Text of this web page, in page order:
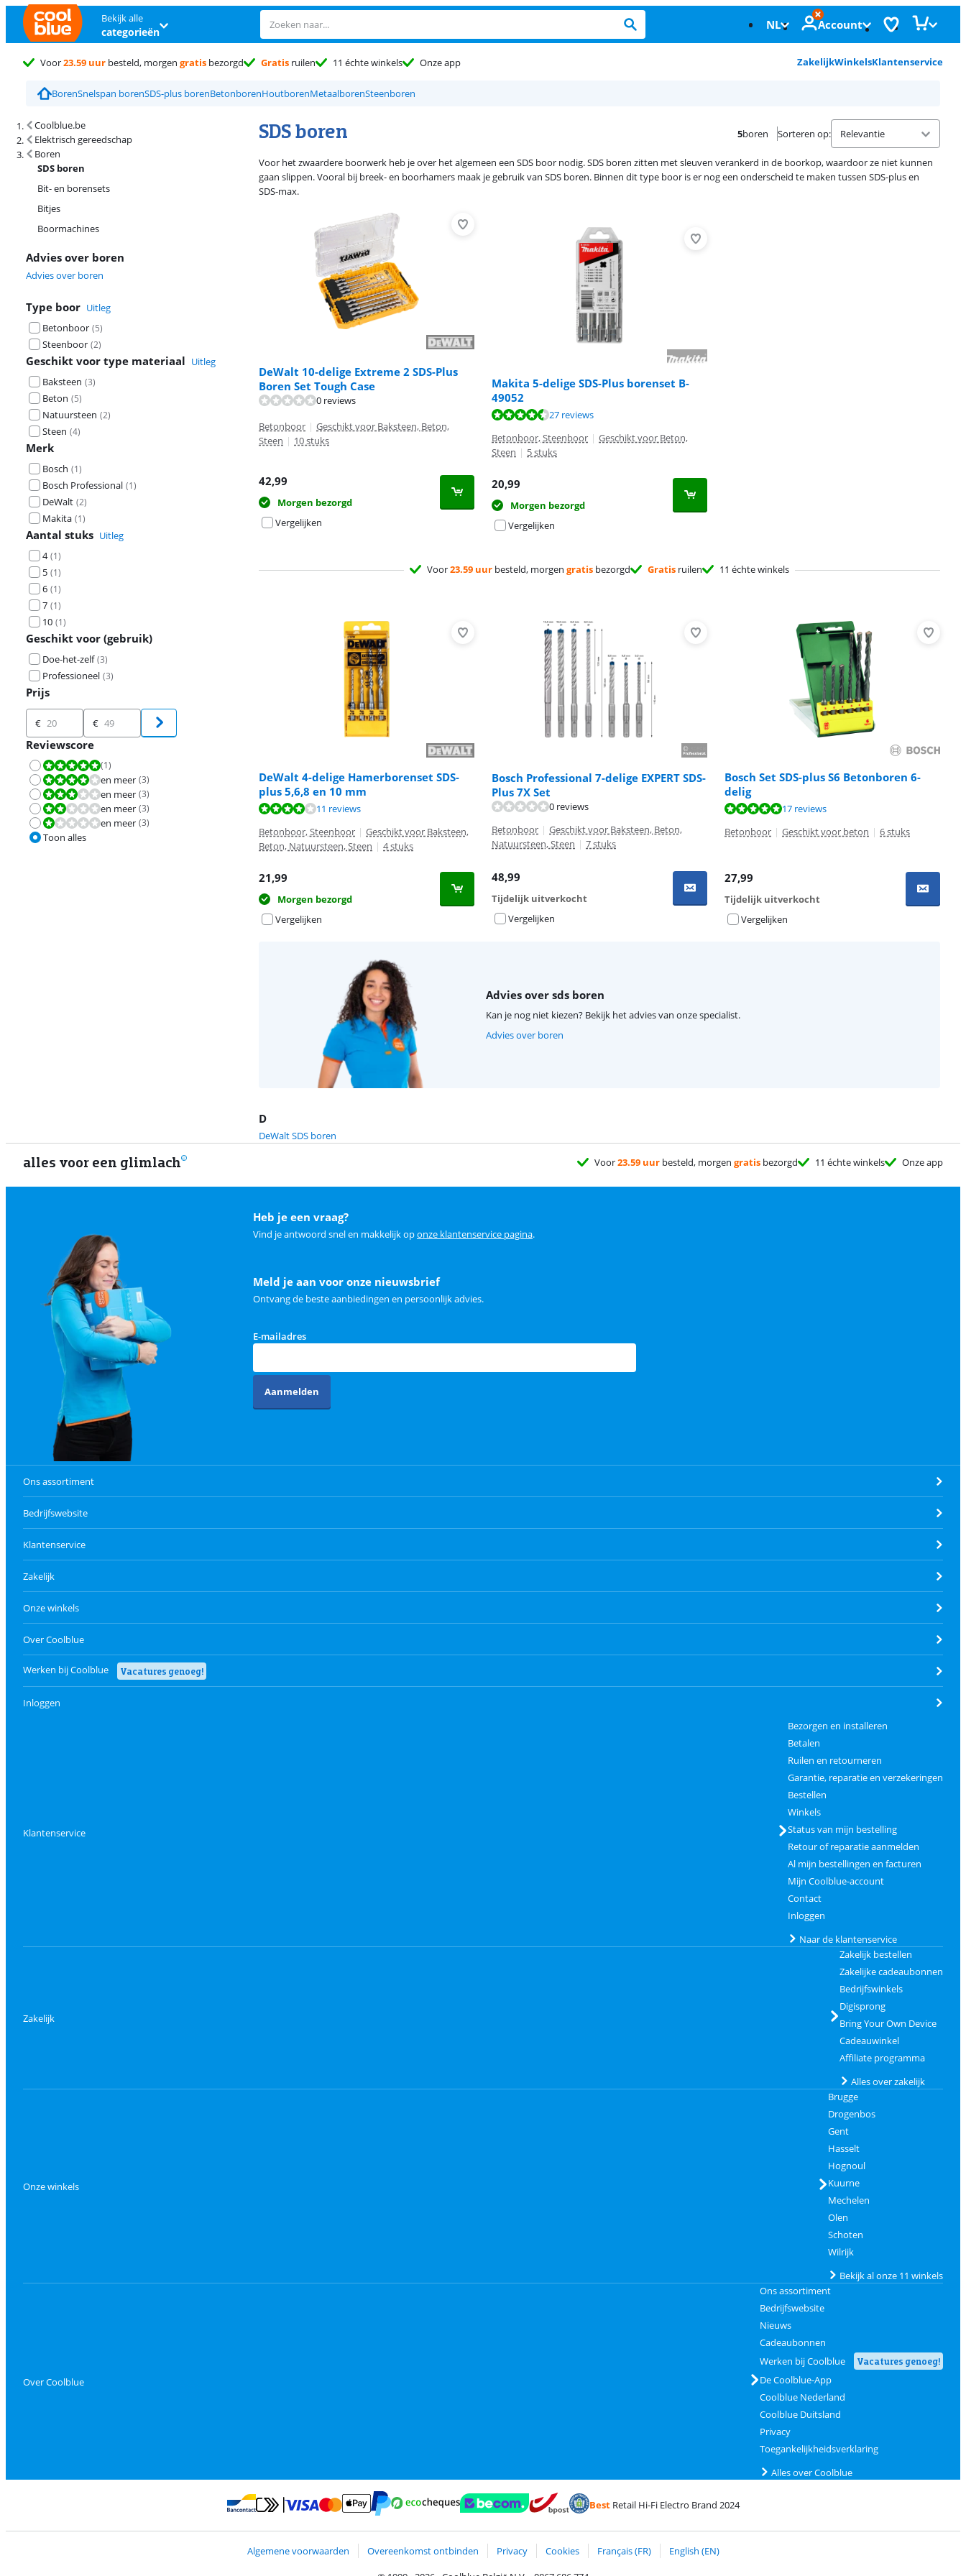
Bekijk alle
categorieën NL Account
Voor23.59 uur besteld, morgen gratis bezorgd Gratis ruilen 11 échte winkels Onze app ZakelijkWinkelsKlantenservice
BorenSnelspan borenSDS-plus borenBetonborenHoutborenMetaalborenSteenboren
Coolblue.be
Elektrisch gereedschap
Boren
SDS boren
Bit- en borensets
Bitjes
Boormachines
Advies over boren
Advies over boren
Type boor Uitleg
Betonboor (5)
Steenboor (2)
Geschikt voor type materiaal Uitleg
Baksteen (3)
Beton (5)
Natuursteen (2)
Steen (4)
Merk
Bosch (1)
Bosch Professional (1)
DeWalt (2)
Makita (1)
Aantal stuks Uitleg
4 (1)
5 (1)
6 (1)
7 (1)
10 (1)
Geschikt voor (gebruik)
Doe-het-zelf (3)
Professioneel (3)
Prijs
Prijs
€ €
Reviewscore
Beoordeling is 10 van de 10.
(1)
Beoordeling is 8,0 van de 10.
en meer (3)
Beoordeling is 6,0 van de 10.
en meer (3)
Beoordeling is 4,0 van de 10.
en meer (3)
Beoordeling is 2,0 van de 10.
en meer (3)
Toon alles
SDS boren
Zoekresultaten en sortering
5boren Sorteren op:
Voor het zwaardere boorwerk heb je over het algemeen een SDS boor nodig. SDS boren zitten met sleuven verankerd in de boorkop, waardoor ze niet kunnen
gaan slippen. Vooral bij breek- en boorhamers maak je gebruik van SDS boren. Binnen dit type boor is er nog een onderscheid te maken tussen SDS-plus en
SDS-max.
DeWalt 10-delige Extreme 2 SDS-Plus
Boren Set Tough Case
0 reviews
Betonboor | Geschikt voor Baksteen, Beton,
Steen | 10 stuks
42,99
Morgen bezorgd
Vergelijken
Makita 5-delige SDS-Plus borenset B-
49052
27 reviews
Betonboor, Steenboor | Geschikt voor Beton,
Steen | 5 stuks
20,99
Morgen bezorgd
Vergelijken
Voor23.59 uur besteld, morgen gratis bezorgd Gratis ruilen 11 échte winkels
DeWalt 4-delige Hamerborenset SDS-
plus 5,6,8 en 10 mm
Beoordeling is 8,4 van de 10, gebaseerd op 11 reviews.
11 reviews
Betonboor, Steenboor | Geschikt voor Baksteen,
Beton, Natuursteen, Steen | 4 stuks
21,99
Morgen bezorgd
Vergelijken
Bosch Professional 7-delige EXPERT SDS-
Plus 7X Set
0 reviews
Betonboor | Geschikt voor Baksteen, Beton,
Natuursteen, Steen | 7 stuks
48,99
Tijdelijk uitverkocht
Vergelijken
Bosch Set SDS-plus S6 Betonboren 6-
delig
Beoordeling is 9,5 van de 10, gebaseerd op 17 reviews.
17 reviews
Betonboor | Geschikt voor beton | 6 stuks
27,99
Tijdelijk uitverkocht
Vergelijken
Advies over sds boren
Kan je nog niet kiezen? Bekijk het advies van onze specialist.
Advies over boren
D
DeWalt SDS boren
alles voor een glimlach Voor23.59 uur besteld, morgen gratis bezorgd 11 échte winkels Onze app
Heb je een vraag?
Vind je antwoord snel en makkelijk oponze klantenservice pagina.
Meld je aan voor onze nieuwsbrief
Ontvang de beste aanbiedingen en persoonlijk advies.
E-mailadres
Aanmelden
Ons assortiment
Bedrijfswebsite
Klantenservice
Zakelijk
Onze winkels
Over Coolblue
Werken bij Coolblue Vacatures genoeg!
Inloggen
Klantenservice
Bezorgen en installeren
Betalen
Ruilen en retourneren
Garantie, reparatie en verzekeringen
Bestellen
Winkels
Status van mijn bestelling
Retour of reparatie aanmelden
Al mijn bestellingen en facturen
Mijn Coolblue-account
Contact
Inloggen
Naar de klantenservice
Zakelijk
Zakelijk bestellen
Zakelijke cadeaubonnen
Bedrijfswinkels
Digisprong
Bring Your Own Device
Cadeauwinkel
Affiliate programma
Alles over zakelijk
Onze winkels
Brugge
Drogenbos
Gent
Hasselt
Hognoul
Kuurne
Mechelen
Olen
Schoten
Wilrijk
Bekijk al onze 11 winkels
Over Coolblue
Ons assortiment
Bedrijfswebsite
Nieuws
Cadeaubonnen
Werken bij Coolblue
Vacatures genoeg!
De Coolblue-App
Coolblue Nederland
Coolblue Duitsland
Privacy
Toegankelijkheidsverklaring
Alles over Coolblue
Betalen met MasterCard en Visa via ClickToPay
BestRetail Hi-Fi Electro Brand 2024
Algemene voorwaarden Overeenkomst ontbinden Privacy Cookies Français (FR)
English (EN)